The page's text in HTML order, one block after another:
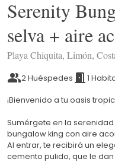
Serenity
selva + aire
Playa Chiquita, Limón,
2 Huéspedes 1
¡Bienvenido a tu oasis
Sumérgete en la
bungalow king con aire
Al entrar, te recibirá un
cemento pulido, que le